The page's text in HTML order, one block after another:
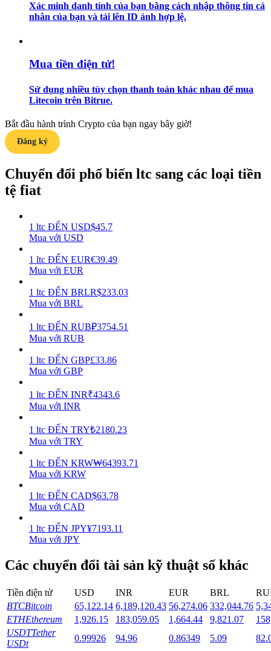
Chiến lược giao dịch
Earn
Power Piggy
Làm cho tài sản của bạn tăng giá trị đều đặn
Staking
Lợi nhuận cao và truy cập ngay lập tức
Launchpool
Đặt cọc linh hoạt để kiếm được các token phổ biến.
Xác minh danh tính của bạn bằng cách nhập thông tin cá
nhân của bạn và tải lên ID ảnh hợp lệ.
Mua tiền điện tử!
Sử dụng nhiều tùy chọn thanh toán khác nhau để mua
Litecoin trên Bitrue.
Bắt đầu hành trình Crypto của bạn ngay bây giờ!
Đăng ký
Chuyển đổi phổ biến ltc sang các loại tiền
tệ fiat
1 ltc ĐẾN USD$45.7
Mua với USD
1 ltc ĐẾN EUR€39.49
Mua với EUR
1 ltc ĐẾN BRLR$233.03
Mua với BRL
1 ltc ĐẾN RUB₽3754.51
Mua với RUB
1 ltc ĐẾN GBP£33.86
Mua với GBP
1 ltc ĐẾN INR₹4343.6
Mua với INR
1 ltc ĐẾN TRY₺2180.23
Mua với TRY
1 ltc ĐẾN KRW₩64393.71
Mua với KRW
1 ltc ĐẾN CAD$63.78
Mua với CAD
1 ltc ĐẾN JPY¥7193.11
Mua với JPY
Các chuyển đổi tài sản kỹ thuật số khác
Tiền điện tử USD INR EUR BRL
BTCBitcoin 65,122.14 6,189,120.43 56,274.06 332,044.76
ETHEthereum 1,926.15 183,059.05 1,664.44 9,821.07
USDTTether
USDt
0.99926 94.96 0.86349 5.09